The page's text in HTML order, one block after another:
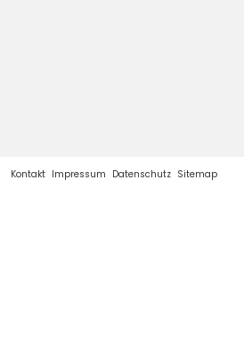
Kontakt Impressum Datenschutz Sitemap